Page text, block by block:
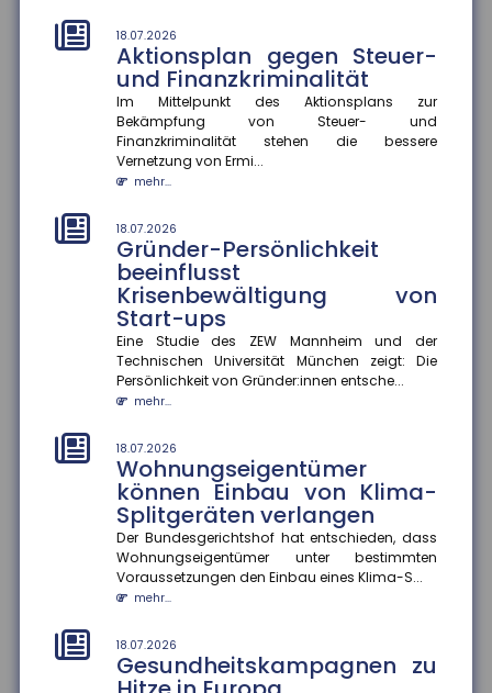
18.07.2026
Aktionsplan gegen Steuer-
und Finanzkriminalität
Im Mittelpunkt des Aktionsplans zur
Bekämpfung von Steuer- und
Finanzkriminalität stehen die bessere
Vernetzung von Ermi...
mehr...
18.07.2026
Gründer-Persönlichkeit
beeinflusst
Krisenbewältigung von
Start-ups
Eine Studie des ZEW Mannheim und der
Technischen Universität München zeigt: Die
Persönlichkeit von Gründer:innen entsche...
mehr...
18.07.2026
Wohnungseigentümer
können Einbau von Klima-
Splitgeräten verlangen
Der Bundesgerichtshof hat entschieden, dass
Wohnungseigentümer unter bestimmten
Voraussetzungen den Einbau eines Klima-S...
mehr...
18.07.2026
Gesundheitskampagnen zu
14.07.2026
Stärkere Fluggastrechte
Der Rat der Europäischen Union hat neue
Rechtsvorschriften beschlossen, die Fluggastrechte
vereinfachen, präzisieren und...
mehr...
Fünf Jahre nach der Ahrtalflut:
Versicherer fordern mehr
Tempo bei Prävention und
Klimafolgenanpassung
Fünf Jahre nach der verheerenden Flutkatastrophe im
Ahrtal warnt der Gesamtverband der Deutschen
Versicherer (GDV) davor...
mehr...
Erwerbstätigkeit im Ruhestand
Eine aktuelle Studie zeigt, dass höhere
Renteneinkommen die Erwerbstätigkeit im Ruhestand
moderat senken. Ein zusätzlic...
mehr...
14.07.2026
Hitzewellen: So schützen Sie sich
Extreme Temperaturen belasten den Körper stark und
können im schlimmsten Fall tödlich enden. Das
Robert Koch-Institut sc...